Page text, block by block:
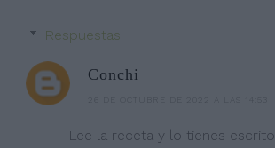
Respuestas
Conchi
Lee la receta y lo tienes escrito